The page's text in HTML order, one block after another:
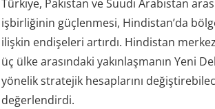
Türkiye, Pakistan ve Suudi Arabistan
işbirliğinin güçlenmesi, Hindistan’da
ilişkin endişeleri artırdı. Hindistan
üç ülke arasındaki yakınlaşmanın Yeni
yönelik stratejik hesaplarını
değerlendirdi.